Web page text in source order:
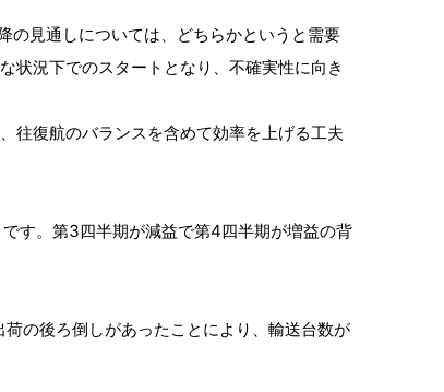
の見通しについては、どちらかというと需要
状況下でのスタートとなり、不確実性に向き
往復航のバランスを含めて効率を上げる工夫
す。第3四半期が減益で第4四半期が増益の背
の後ろ倒しがあったことにより、輸送台数が